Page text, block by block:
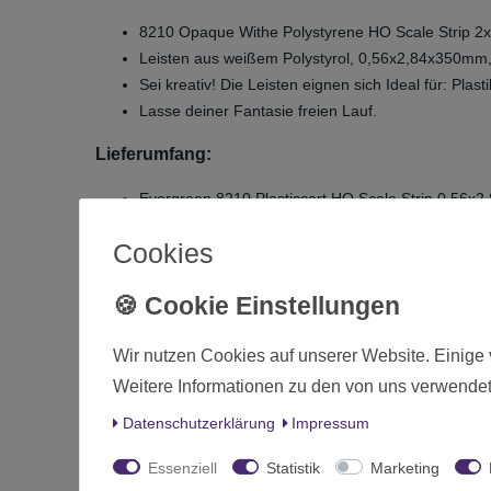
8210 Opaque Withe Polystyrene HO Scale Strip
Leisten aus weißem Polystyrol,
Sei kreativ! Die Leisten eignen sich Ideal für:
Lasse deiner Fantasie freien Lauf.
Lieferumfang:
Evergreen 8210 Plasticcart HO Scale Strip
Art.-ID
Hersteller
Herstellungsland
Cookies
Wir nutzen Cookies auf unserer Website.
Weitere Informationen zu den von uns
Daten­schutz­erklärung Impressum
Essenziell Statistik Marketing